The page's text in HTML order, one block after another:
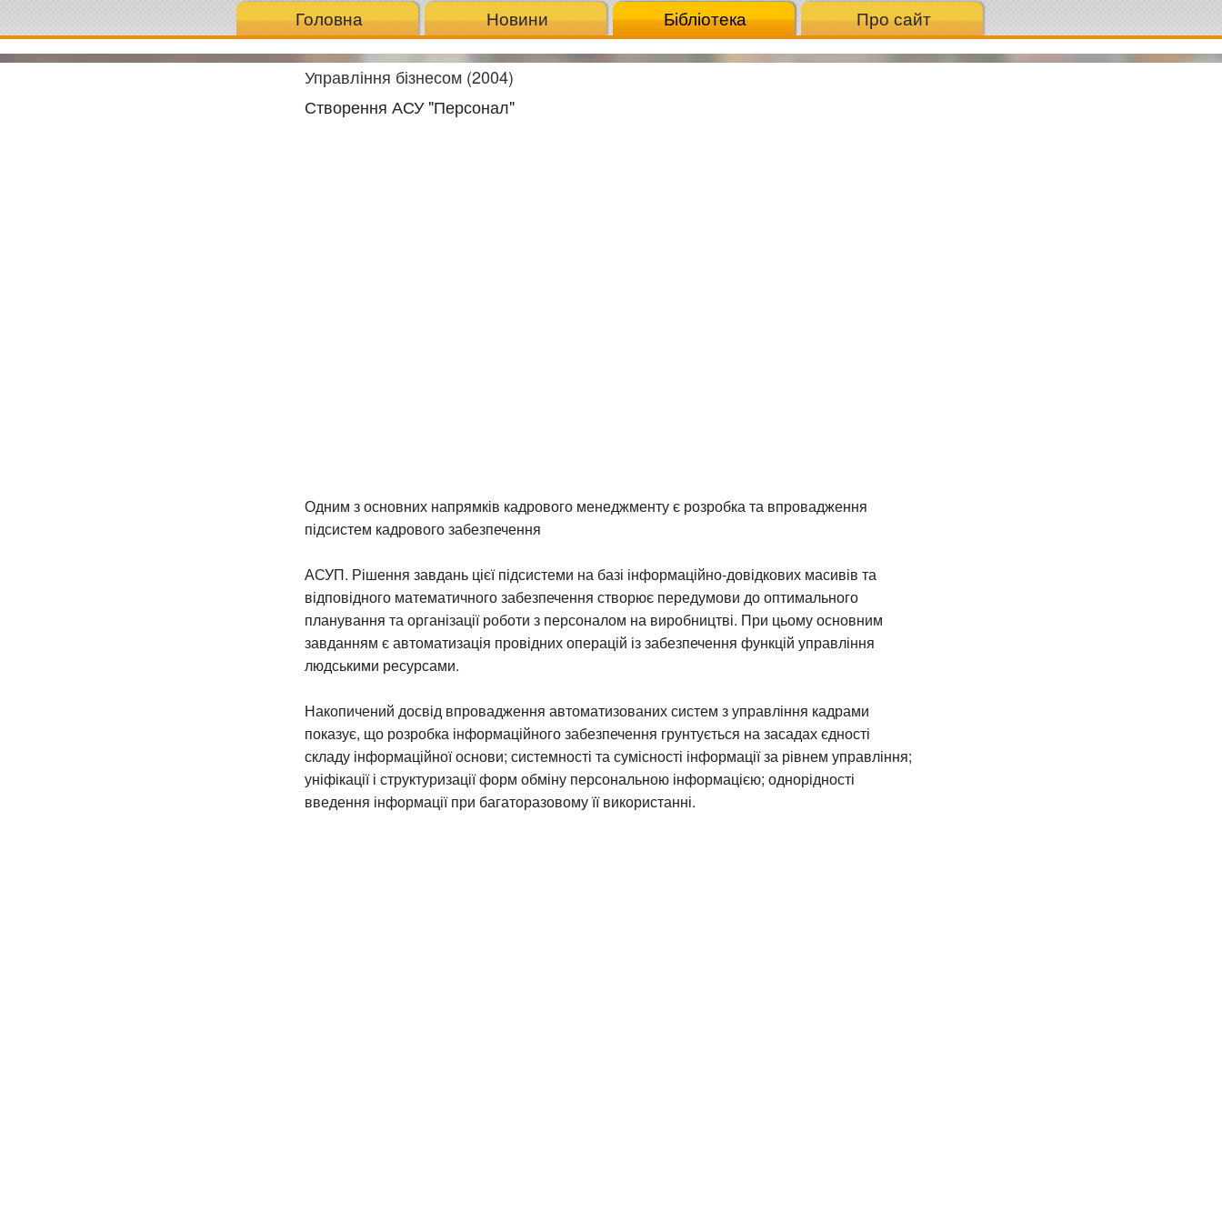
Головна Новини Бібліотека Про сайт
Управління бізнесом (2004)
Створення АСУ "Персонал"
Одним з основних напрямків кадрового менеджменту є розробка та впровадження
підсистем кадрового забезпечення
АСУП. Рішення завдань цієї підсистеми на базі інформаційно-довідкових масивів та
відповідного математичного забезпечення створює передумови до оптимального
планування та організації роботи з персоналом на виробництві. При цьому основним
завданням є автоматизація провідних операцій із забезпечення функцій управління
людськими ресурсами.
Накопичений досвід впровадження автоматизованих систем з управління кадрами
показує, що розробка інформаційного забезпечення грунтується на засадах єдності
складу інформаційної основи; системності та сумісності інформації за рівнем управління;
уніфікації і структуризації форм обміну персональною інформацією; однорідності
введення інформації при багаторазовому її використанні.